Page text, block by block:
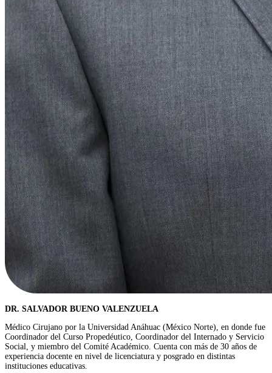
DR. SALVADOR BUENO VALENZUELA
Médico Cirujano por la Universidad Anáhuac (México Norte), en donde fue
Coordinador del Curso Propedéutico, Coordinador del Internado y Servicio
Social, y miembro del Comité Académico. Cuenta con más de 30 años de
experiencia docente en nivel de licenciatura y posgrado en distintas
instituciones educativas.